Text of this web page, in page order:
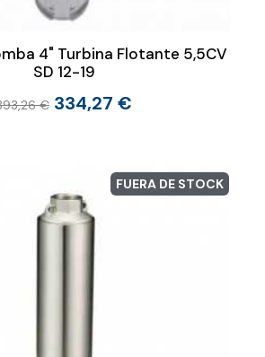
4" Turbina Flotante 5,5CV
SD 12-19
€ 334,27 €
FUERA DE STOCK